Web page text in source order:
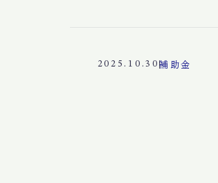
2025.10.30 補助金